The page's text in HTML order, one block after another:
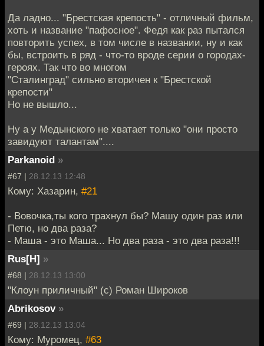
Да ладно... "Брестская крепость" - отличный фильм,
хоть и название "пафосное". Федя как раз пытался
повторить успех, в том числе в названии, ну и как
бы, встроить в ряд - что-то вроде серии о городах-
героях. Так что во многом
"Сталинград" сильно вторичен к "Брестской
крепости"
Но не вышло...
Ну а у Медынского не хватает только "они просто
завидуют талантам"....
Parkanoid »
#67 | 28.12.13 12:48
Кому: Хазарин, #21
- Вовочка,ты кого трахнул бы? Машу один раз или
Петю, но два раза?
- Маша - это Маша... Но два раза - это два раза!!!
Rus[H] »
#68 | 28.12.13 13:00
"Клоун приличный" (с) Роман Широков
Abrikosov »
#69 | 28.12.13 13:04
Кому: Муромец, #63